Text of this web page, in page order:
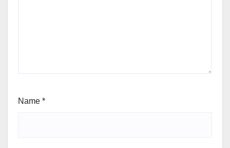
Name *